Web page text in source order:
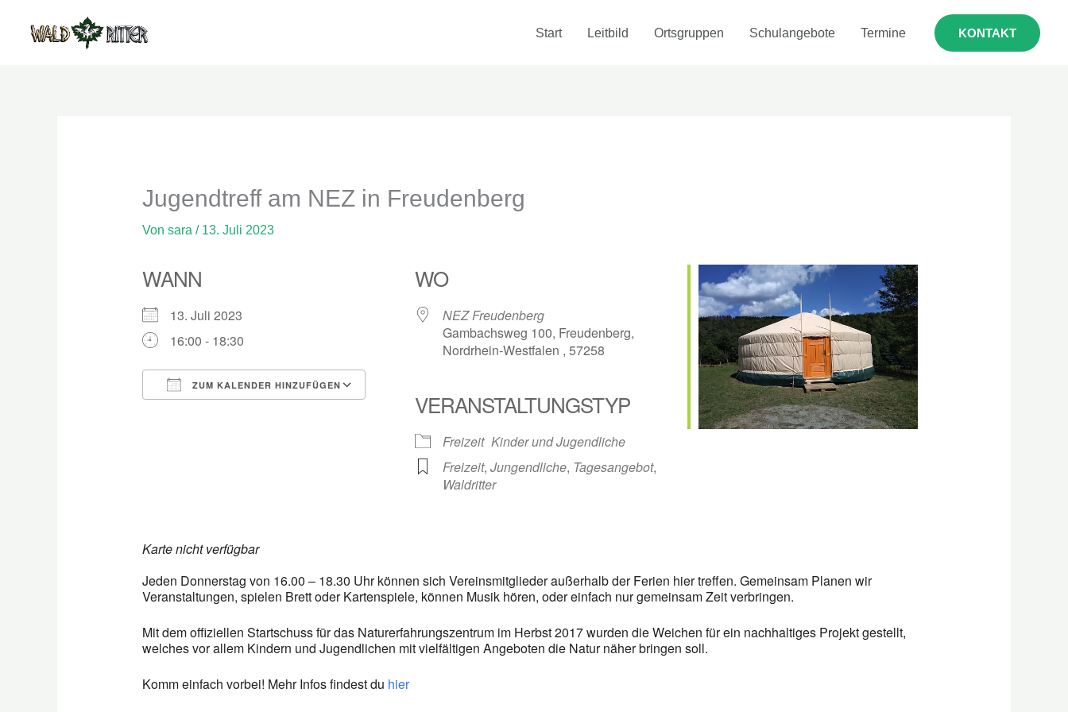
Start Leitbild Ortsgruppen Schulangebote Termine KONTAKT
Jugendtreff am NEZ in Freudenberg
Von sara / 13. Juli 2023
WANN
13. Juli 2023
16:00 - 18:30
ZUM KALENDER HINZUFÜGEN
Google Kalender iCalendar Office 365
WO
NEZ Freudenberg
Gambachsweg 100, Freudenberg,
Nordrhein-Westfalen , 57258
VERANSTALTUNGSTYP
Freizeit Kinder und Jugendliche
Freizeit, Jungendliche, Tagesangebot,
Waldritter
Karte nicht verfügbar
Jeden Donnerstag von 16.00 – 18.30 Uhr können sich Vereinsmitglieder außerhalb der Ferien hier treffen. Gemeinsam Planen wir
Veranstaltungen, spielen Brett oder Kartenspiele, können Musik hören, oder einfach nur gemeinsam Zeit verbringen.
Mit dem offiziellen Startschuss für das Naturerfahrungszentrum im Herbst 2017 wurden die Weichen für ein nachhaltiges Projekt gestellt,
welches vor allem Kindern und Jugendlichen mit vielfältigen Angeboten die Natur näher bringen soll.
Komm einfach vorbei! Mehr Infos findest du hier